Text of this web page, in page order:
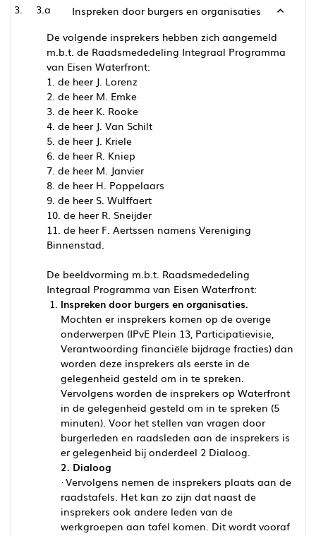
3.a
Inspreken door burgers en organisaties
De volgende insprekers hebben zich aangemeld
m.b.t. de Raadsmededeling Integraal Programma
van Eisen Waterfront:
1. de heer J. Lorenz
2. de heer M. Emke
3. de heer K. Rooke
4. de heer J. Van Schilt
5. de heer J. Kriele
6. de heer R. Kniep
7. de heer M. Janvier
8. de heer H. Poppelaars
9. de heer S. Wulffaert
10. de heer R. Sneijder
11. de heer F. Aertssen namens Vereniging
Binnenstad.
De beeldvorming m.b.t. Raadsmededeling
Integraal Programma van Eisen Waterfront:
Inspreken door burgers en organisaties.
Mochten er insprekers komen op de overige
onderwerpen (IPvE Plein 13, Participatievisie,
Verantwoording financiële bijdrage fracties) dan
worden deze insprekers als eerste in de
gelegenheid gesteld om in te spreken.
Vervolgens worden de insprekers op Waterfront
in de gelegenheid gesteld om in te spreken (5
minuten). Voor het stellen van vragen door
burgerleden en raadsleden aan de insprekers is
er gelegenheid bij onderdeel 2 Dialoog.
2. Dialoog
· Vervolgens nemen de insprekers plaats aan de
raadstafels. Het kan zo zijn dat naast de
insprekers ook andere leden van de
werkgroepen aan tafel komen. Dit wordt vooraf